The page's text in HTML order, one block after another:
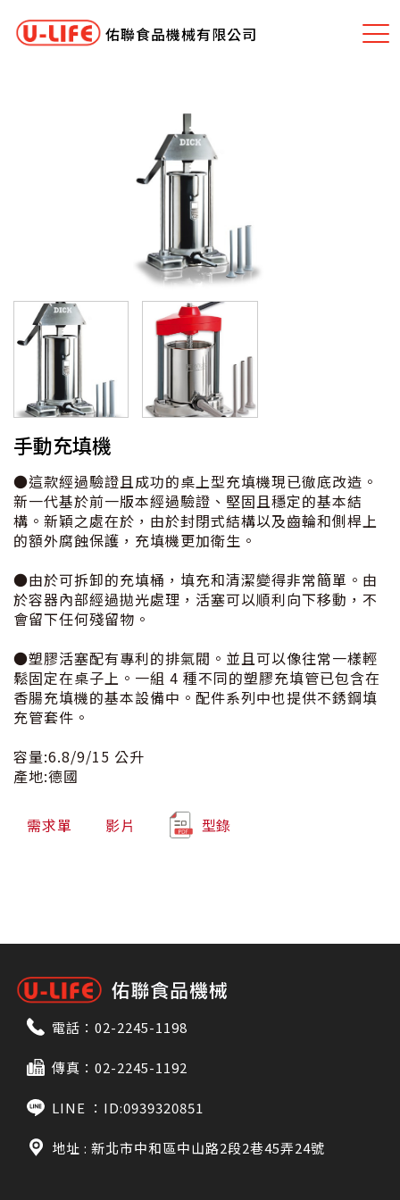
佑聯食品機械有限公司
手動充填機
●這款經過驗證且成功的桌上型充填機現已徹底改造。
新一代基於前一版本經過驗證、堅固且穩定的基本結
構。新穎之處在於，由於封閉式結構以及齒輪和側桿上
的額外腐蝕保護，充填機更加衛生。
●由於可拆卸的充填桶，填充和清潔變得非常簡單。由
於容器內部經過拋光處理，活塞可以順利向下移動，不
會留下任何殘留物。
●塑膠活塞配有專利的排氣閥。並且可以像往常一樣輕
鬆固定在桌子上。一組 4 種不同的塑膠充填管已包含在
香腸充填機的基本設備中。配件系列中也提供不銹鋼填
充管套件。
容量:6.8/9/15 公升
產地:德國
需求單 影片 型錄
電話： 02-2245-1198
傳真：02-2245-1192
LINE ： ID:0939320851
地址 : 新北市中和區中山路2段2巷45弄24號